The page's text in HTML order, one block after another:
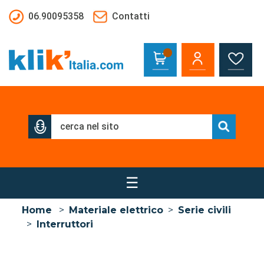
06.90095358
Contatti
☰
Home > Materiale elettrico > Serie civili
> Interruttori